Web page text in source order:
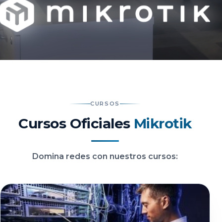
CURSOS
Cursos Oficiales Mikrotik
Domina redes con nuestros cursos: